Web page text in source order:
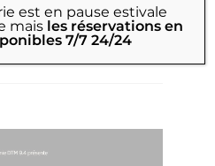
est en pause estivale
mais les réservations en
7/7 24/24